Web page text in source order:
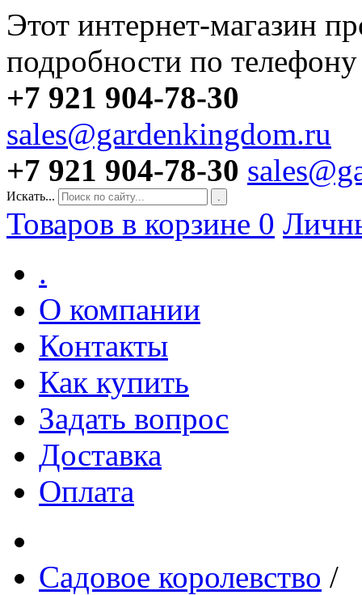
Этот интернет-магазин
подробности по телефону
+7 921 904-78-30
sales@gardenkingdom.ru
+7 921 904-78-30
Искать... .
Товаров в корзине 0
.
О компании
Контакты
Как купить
Задать вопрос
Доставка
Оплата
Садовое королевство /